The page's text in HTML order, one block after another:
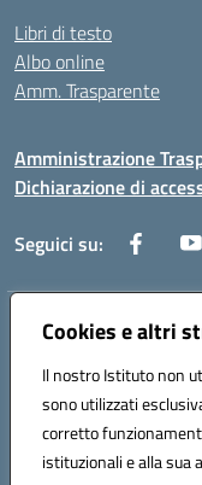
Cookies e altri
Il nostro Istituto non
sono utilizzati
corretto
istituzionali e alla sua
Libri di testo
Albo online
Amm. Trasparente
Amministrazione
Dichiarazione di
Seguici su:
Indirizzo:Lecce
Posta elettronica
Codice fiscale:
Codice meccanografico: